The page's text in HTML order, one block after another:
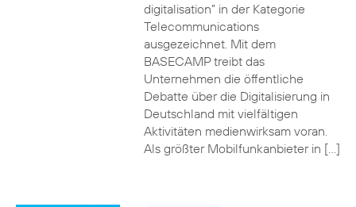
digitalisation” in der Kategorie
Telecommunications
ausgezeichnet. Mit dem
BASECAMP treibt das
Unternehmen die öffentliche
Debatte über die Digitalisierung in
Deutschland mit vielfältigen
Aktivitäten medienwirksam voran.
Als größter Mobilfunkanbieter in […]